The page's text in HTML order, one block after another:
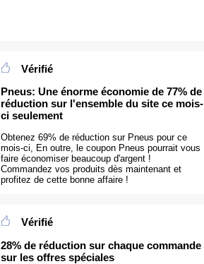
Vérifié
Pneus: Une énorme économie de 77% de
réduction sur l'ensemble du site ce mois-
ci seulement
Obtenez 69% de réduction sur Pneus pour ce
mois-ci, En outre, le coupon Pneus pourrait vous
faire économiser beaucoup d'argent !
Commandez vos produits dès maintenant et
profitez de cette bonne affaire !
Vérifié
28% de réduction sur chaque commande
sur les offres spéciales